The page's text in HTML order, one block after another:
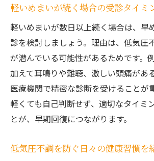
軽いめまいが続く場合の受診タイミ
軽いめまいが数日以上続く場合は、早
診を検討しましょう。理由は、低気圧
が潜んでいる可能性があるためです。
加えて耳鳴りや難聴、激しい頭痛があ
医療機関で精密な診断を受けることが
軽くても自己判断せず、適切なタイミ
とが、早期回復につながります。
低気圧不調を防ぐ日々の健康習慣を